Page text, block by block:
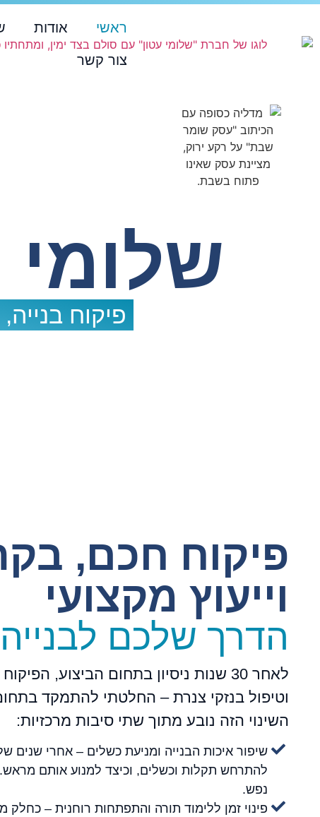
ראשי אודות
צור קשר
פיקוח
פיקוח חכם,
וייעוץ מקצועי
הדרך שלכם
לאחר 30 שנות ניסיון בתחום הביצוע,
וטיפול בנזקי צנרת – החלטתי להתמקד
השינוי הזה נובע מתוך שתי סיבות מרכזיות:
שיפור איכות הבנייה ומניעת כשלים – אחרי שנים
להתרחש תקלות וכשלים, וכיצד למנוע אותם מראש.
נפש.
פינוי זמן ללימוד תורה והתפתחות רוחנית –